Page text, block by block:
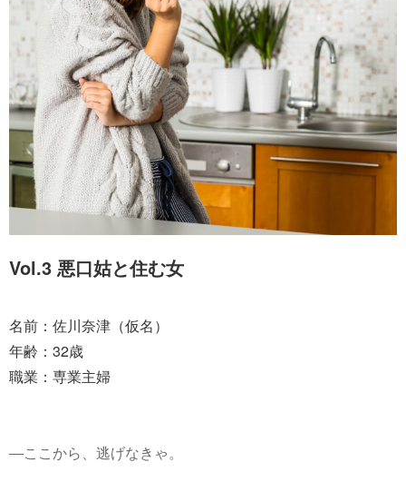
Vol.3 悪口姑と住む女
名前：佐川奈津（仮名）
年齢：32歳
職業：専業主婦
―ここから、逃げなきゃ。